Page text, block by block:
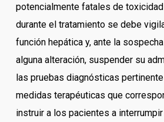
potencialmente fatales de
durante el tratamiento se debe
función hepática y, ante la
alguna alteración, suspender su
las pruebas diagnósticas
medidas terapéuticas que
instruir a los pacientes a